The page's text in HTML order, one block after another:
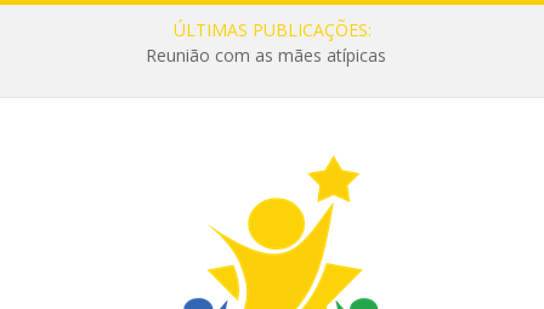
ÚLTIMAS PUBLICAÇÕES:
Reunião com as mães atípicas